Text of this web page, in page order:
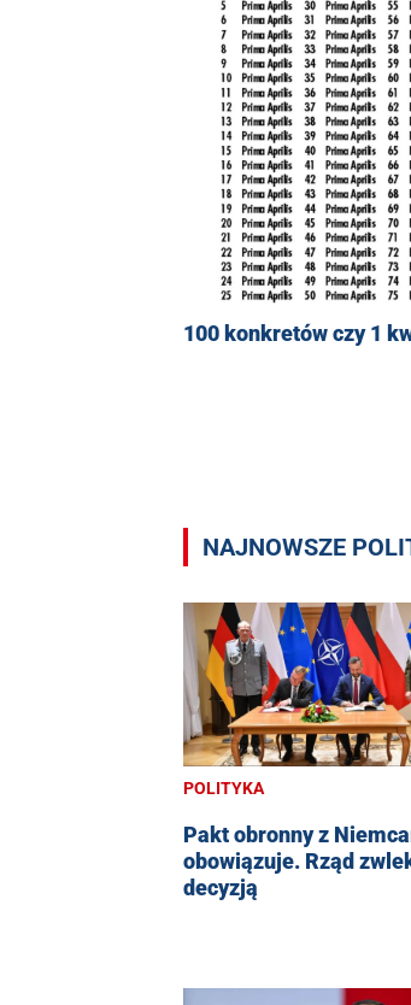
100 konkretów czy 1
NAJNOWSZE
POLITYKA
Pakt obronny z
obowiązuje. Rząd
decyzją